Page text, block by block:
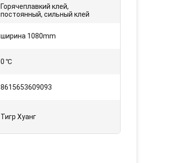
Горячеплавкий клей,
постоянный, сильный клей
ширина 1080mm
0 ℃
8615653609093
Тигр Хуанг